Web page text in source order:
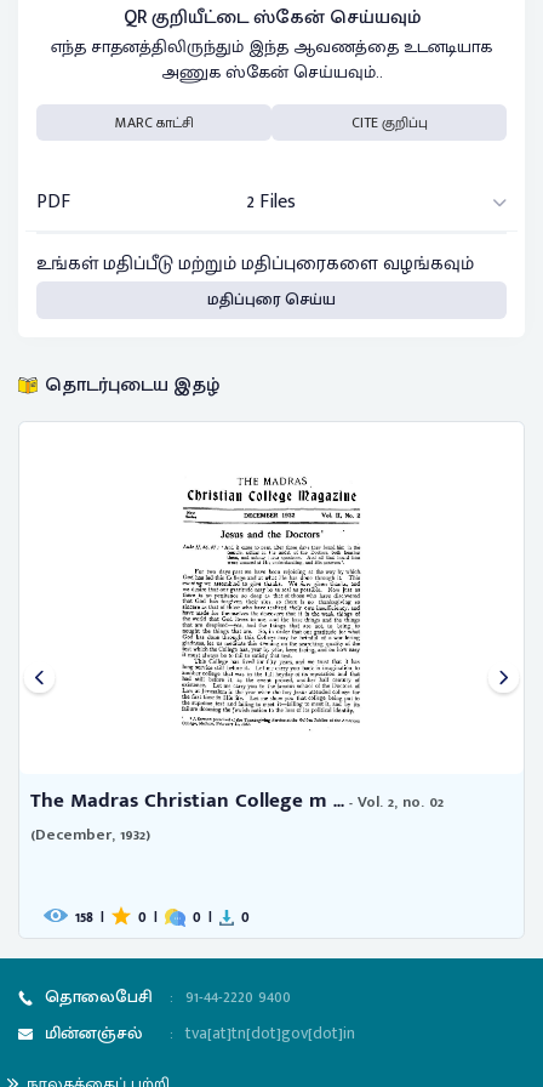
QR குறியீட்டை ஸ்கேன் செய்யவும்
எந்த சாதனத்திலிருந்தும் இந்த ஆவணத்தை உடனடியாக
அணுக ஸ்கேன் செய்யவும்..
MARC காட்சி CITE குறிப்பு
PDF
2 Files
உங்கள் மதிப்பீடு மற்றும் மதிப்புரைகளை வழங்கவும்
மதிப்புரை செய்ய
தொடர்புடைய இதழ்
Christian College m ...- Vol. 2, no. 02
1932)
0 | 0 | 0
தொலைபேசி : 91-44-2220 9400
மின்னஞ்சல்
: tva[at]tn[dot]gov[dot]in